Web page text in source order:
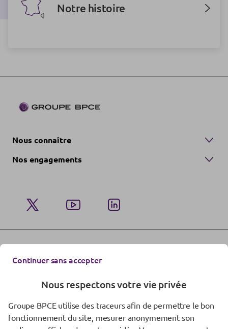
Notre histoire
Nous connaître
Nos engagements
Gestion des cookies
Continuer sans accepter
Nous respectons votre vie privée
Groupe BPCE utilise des traceurs afin de permettre le bon
fonctionnement du site, mesurer anonymement son